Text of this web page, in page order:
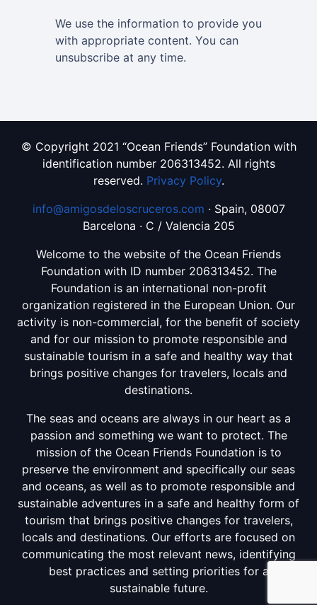
We use the information to provide you
with appropriate content. You can
unsubscribe at any time.
© Copyright 2021 “Ocean Friends” Foundation with
identification number 206313452. All rights
reserved. Privacy Policy.
info@amigosdeloscruceros.com · Spain, 08007
Barcelona · C / Valencia 205
Welcome to the website of the Ocean Friends
Foundation with ID number 206313452. The
Foundation is an international non-profit
organization registered in the European Union. Our
activity is non-commercial, for the benefit of society
and for our mission to promote responsible and
sustainable tourism in a safe and healthy way that
brings positive changes for travelers, locals and
destinations.
The seas and oceans are always in our heart as a
passion and something we want to protect. The
mission of the Ocean Friends Foundation is to
preserve the environment and specifically our seas
and oceans, as well as to promote responsible and
sustainable adventures in a safe and healthy form of
tourism that brings positive changes for travelers,
locals and destinations. Our efforts are focused on
communicating the most relevant news, identifying
best practices and setting priorities for a
sustainable future.